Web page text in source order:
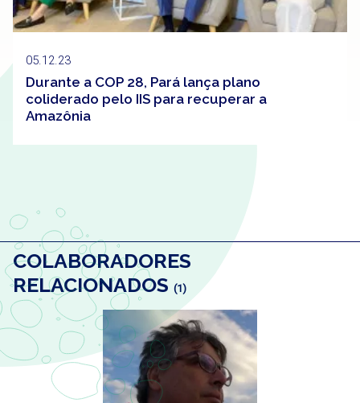
05.12.23
Durante a COP 28, Pará lança plano
coliderado pelo IIS para recuperar a
Amazônia
COLABORADORES
RELACIONADOS (1)